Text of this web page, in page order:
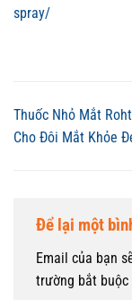
spray/
Thuốc Nhỏ Mắt
Cho Đôi Mắt Khỏe
Để lại một
Email của bạn
trường bắt buộc